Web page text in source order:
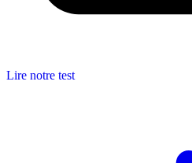
Lire notre test